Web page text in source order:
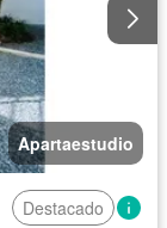
Apartaestudio
Destacado